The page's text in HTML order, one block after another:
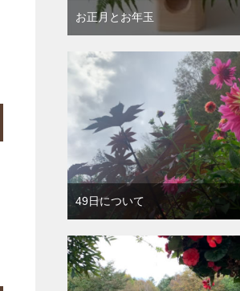
お正月とお年玉
49日について